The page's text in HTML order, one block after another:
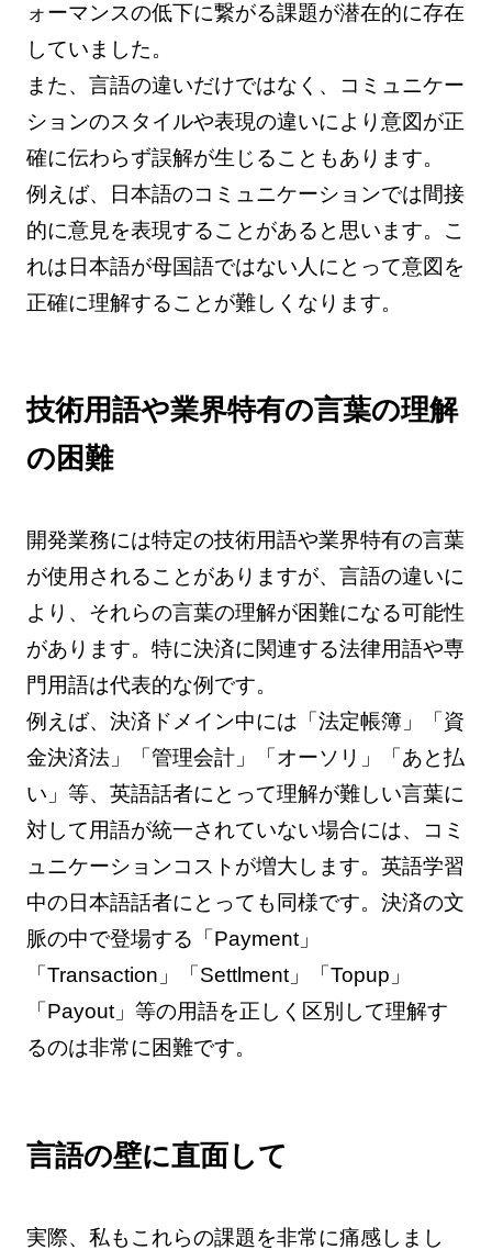
ォーマンスの低下に繋がる課題が潜在的に存在
していました。
また、言語の違いだけではなく、コミュニケー
ションのスタイルや表現の違いにより意図が正
確に伝わらず誤解が生じることもあります。
例えば、日本語のコミュニケーションでは間接
的に意見を表現することがあると思います。こ
れは日本語が母国語ではない人にとって意図を
正確に理解することが難しくなります。
技術用語や業界特有の言葉の理解
の困難
開発業務には特定の技術用語や業界特有の言葉
が使用されることがありますが、言語の違いに
より、それらの言葉の理解が困難になる可能性
があります。特に決済に関連する法律用語や専
門用語は代表的な例です。
例えば、決済ドメイン中には「法定帳簿」「資
金決済法」「管理会計」「オーソリ」「あと払
い」等、英語話者にとって理解が難しい言葉に
対して用語が統一されていない場合には、コミ
ュニケーションコストが増大します。英語学習
中の日本語話者にとっても同様です。決済の文
脈の中で登場する「Payment」
「Transaction」「Settlment」「Topup」
「Payout」等の用語を正しく区別して理解す
るのは非常に困難です。
言語の壁に直面して
実際、私もこれらの課題を非常に痛感しまし